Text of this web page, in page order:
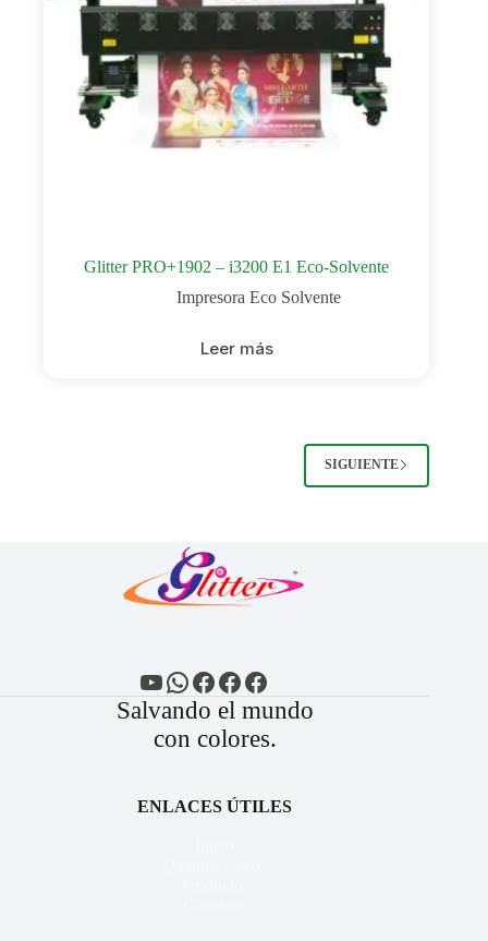
Glitter PRO+1902 – i3200 E1 Eco-Solvente
Impresora Eco Solvente
Leer más
SIGUIENTE
YouTube
WhatsApp
Facebook
Facebook
Facebook
Salvando el mundo
con colores.
ENLACES ÚTILES